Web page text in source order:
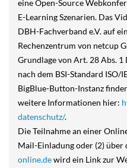
eine Open-Source
E-Learning Szenarien. Das
DBH-Fachverband e.V. auf
Rechenzentrum von netcup
Grundlage von Art. 28 Abs. 1
nach dem BSI-Standard
BigBlue-Button-Instanz
weitere Informationen hier:
datenschutz/.
Die Teilnahme an einer
Mail-Einladung oder (2) über
online.dewird ein Link zur